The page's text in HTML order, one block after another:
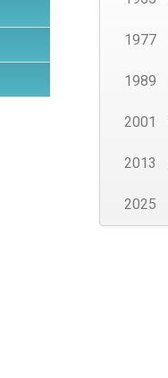
1977
1989
2001
2013
2025